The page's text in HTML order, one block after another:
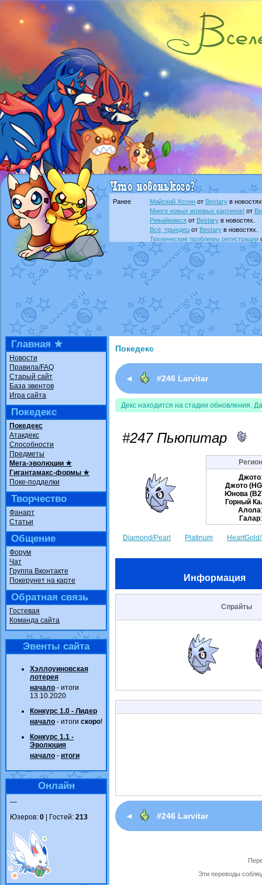
Ранее Майский Хоэнн от Bestary в
Много новых игровых картинок! от
Ревайвимся от Bestary в новостях.
Всё, трындец от Bestary в новостях.
Технические проблемы регистрации
доброе утро славянеот Dakkuв
Йолда и Мимикьюот MavisNyanCat
Недовольный котомангуст
от
The Dark Wishmakerот Randomon в
в
ilovearceus
Raging Boltот GraceDaFox
в
Shadow mismagius от
в
художник
от vicavica в фанарте.
Главная ★
Новости
Правила/FAQ
Старый сайт
База эвентов
Игра сайта
Покедекс
Покедекс
Атакдекс
Способности
Предметы
Мега-эволюции ★
Гигантамакс-формы ★
Поке-подделки
Творчество
Фанарт
Статьи
Общение
Форум
Чат
Группа Вконтакте
Покерунет на карте
Обратная связь
Гостевая
Команда сайта
Эвенты сайта
Хэллоуиновская
лотерея
начало - итоги
13.10.2020
Конкурс 1.0 - Лидер
начало - итоги скоро!
Конкурс 1.1 -
Эволюция
начало - итоги
Онлайн
—
Юзеров: 0 | Гостей: 213
Покедекс
◄ #246 Larvitar
Декс находится на стадии обновления.
#247 Пьюпитар
Джото
Джото
Юнова
Горный
Алола
Галар
Diamond/Pearl Platinum
Информация
Спрайты
◄ #246 Larvitar
Эти переводы